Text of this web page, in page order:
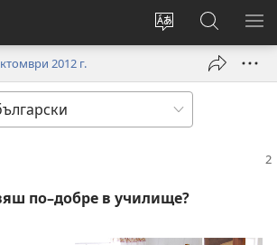
Смени
сайта
Влез
(отваря
прозорец)
Търсене
в
JW.ORG
2012 г.
по–добре в училище?